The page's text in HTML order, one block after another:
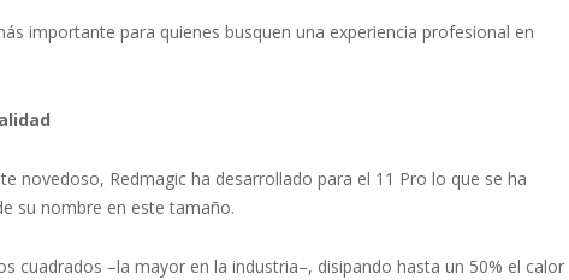
importante para quienes busquen una experiencia profesional en
novedoso, Redmagic ha desarrollado para el 11 Pro lo que se ha
su nombre en este tamaño.
cuadrados –la mayor en la industria–, disipando hasta un 50% el calor